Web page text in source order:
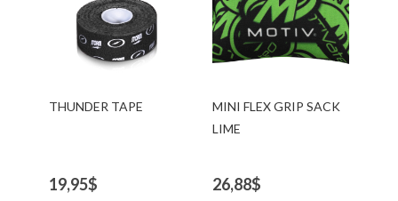
THUNDER TAPE
19,95$
MINI FLEX GRIP SACK
LIME
26,88$